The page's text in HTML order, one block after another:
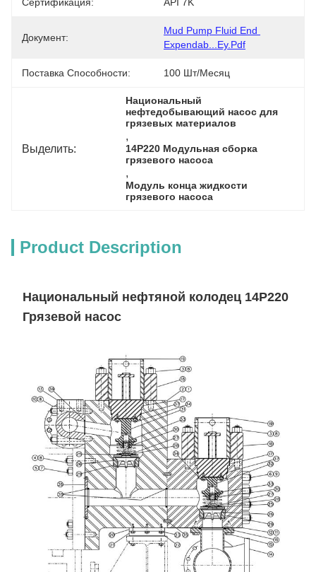
Документ:
Mud Pump Fluid End
Expendab...ey.pdf
Поставка Способности: 100 Шт/месяц
Выделить:
Национальный
нефтедобывающий насос для
грязевых материалов
,
14P220 Модульная сборка
грязевого насоса
,
Модуль конца жидкости
грязевого насоса
Product Description
Национальный нефтяной колодец 14P220
Грязевой насос